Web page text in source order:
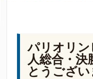
パリオリン
人総合・
とうござい